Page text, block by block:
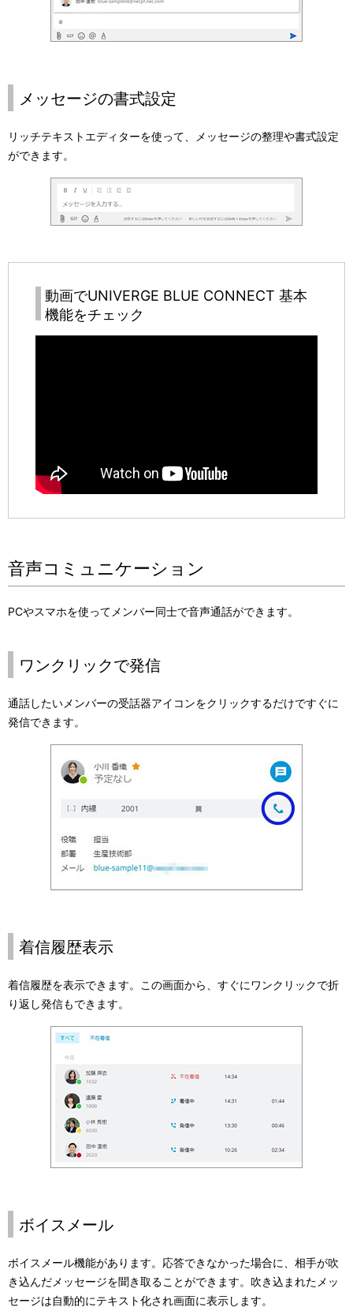
メッセージの書式設定
リッチテキストエディターを使って、メッセージの整理や書式設定
ができます。
動画でUNIVERGE BLUE CONNECT 基本
機能をチェック
音声コミュニケーション
PCやスマホを使ってメンバー同士で音声通話ができます。
ワンクリックで発信
通話したいメンバーの受話器アイコンをクリックするだけですぐに
発信できます。
着信履歴表示
着信履歴を表示できます。この画面から、すぐにワンクリックで折
り返し発信もできます。
ボイスメール
ボイスメール機能があります。応答できなかった場合に、相手が吹
き込んだメッセージを聞き取ることができます。吹き込まれたメッ
セージは自動的にテキスト化され画面に表示します。